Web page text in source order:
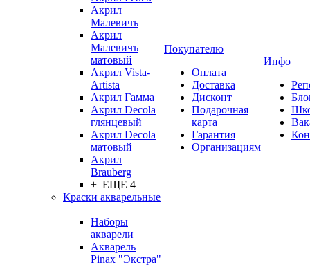
Акрил
Малевичъ
Акрил
Малевичъ
матовый
Акрил Vista-
Artista
Акрил Гамма
Акрил Decola
глянцевый
Акрил Decola
матовый
Акрил
Brauberg
+ ЕЩЕ 4
Краски акварельные
Наборы
акварели
Акварель
Pinax "Экстра"
Покупателю
Оплата
Доставка
Дисконт
Подарочная
карта
Гарантия
Организациям
Инфо